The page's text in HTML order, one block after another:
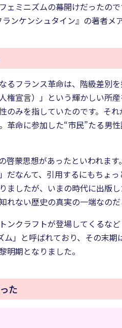
ミニズムの幕開けだったので
ンケンシュタイン』の著者メ
るフランス革命は、階級差別
権宣言）」という輝かしい所
のみを指していたのです。そ
革命に参加した“市民”たる男
啓蒙思想があったといわれま
だなんて、引用するにもち
ましたが、いまの時代に出版
ない歴史の真実の一端なのだ
ンクラフトが登場してくるな
」と呼ばれており、その末
明期となりました。
た